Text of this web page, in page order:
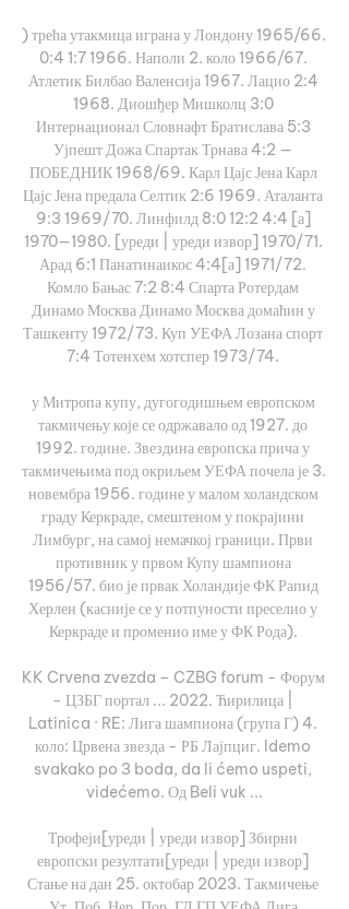
) трећа утакмица играна у Лондону 1965/66.
0:4 1:7 1966. Наполи 2. коло 1966/67.
Атлетик Билбао Валенсија 1967. Лацио 2:4
1968. Диошђер Мишколц 3:0
Интернационал Словнафт Братислава 5:3
Ујпешт Дожа Спартак Трнава 4:2 —
ПОБЕДНИК 1968/69. Карл Цајс Јена Карл
Цајс Јена предала Селтик 2:6 1969. Аталанта
9:3 1969/70. Линфилд 8:0 12:2 4:4 [а]
1970—1980. [уреди | уреди извор] 1970/71.
Арад 6:1 Панатинаикос 4:4[а] 1971/72.
Комло Бањас 7:2 8:4 Спарта Ротердам
Динамо Москва Динамо Москва домаћин у
Ташкенту 1972/73. Куп УЕФА Лозана спорт
7:4 Тотенхем хотспер 1973/74.
у Митропа купу, дугогодишњем европском
такмичењу које се одржавало од 1927. до
1992. године. Звездина европска прича у
такмичењима под окриљем УЕФА почела је 3.
новембра 1956. године у малом холандском
граду Керкраде, смештеном у покрајини
Лимбург, на самој немачкој граници. Први
противник у првом Купу шампиона
1956/57. био је првак Холандије ФК Рапид
Херлен (касније се у потпуности преселио у
Керкраде и променио име у ФК Рода).
KK Crvena zvezda – CZBG forum - Форум
- ЦЗБГ портал ... 2022. Ћирилица |
Latinica · RE: Лига шампиона (група Г) 4.
коло: Црвена звезда - РБ Лајпциг. Idemo
svakako po 3 boda, da li ćemo uspeti,
videćemo. Од Beli vuk ...
Трофеји[уреди | уреди извор] Збирни
европски резултати[уреди | уреди извор]
Стање на дан 25. октобар 2023. Такмичење